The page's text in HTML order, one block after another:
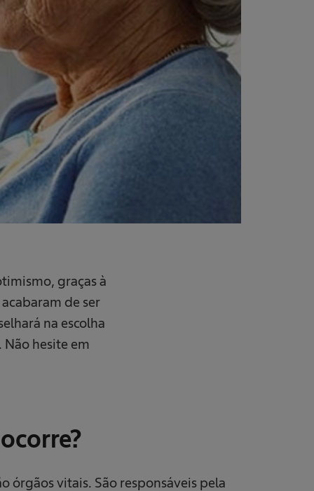
graças à
de ser
na escolha
hesite em
órgãos vitais. São responsáveis pela